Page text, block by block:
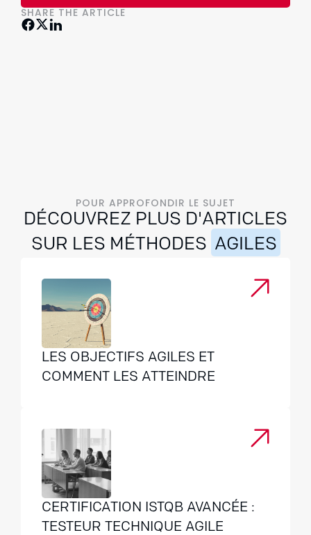
SHARE THE ARTICLE
POUR APPROFONDIR LE SUJET
DÉCOUVREZ PLUS D'ARTICLES
SUR LES MÉTHODES AGILES
LES OBJECTIFS AGILES ET
COMMENT LES ATTEINDRE
CERTIFICATION ISTQB AVANCÉE :
TESTEUR TECHNIQUE AGILE